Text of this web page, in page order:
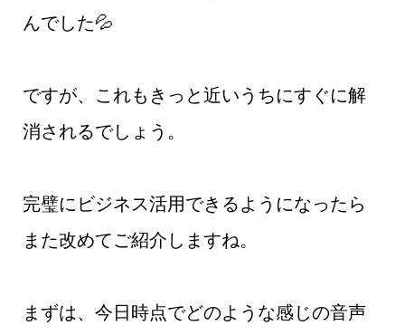
んでした💦
ですが、これもきっと近いうちにすぐに解
消されるでしょう。
完璧にビジネス活用できるようになったら
また改めてご紹介しますね。
まずは、今日時点でどのような感じの音声